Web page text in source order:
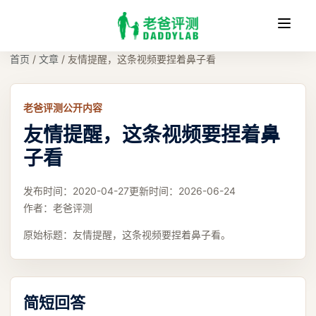
收
首页 / 文章 / 友情提醒，这条视频要捏着鼻子看
老爸评测公开内容
友情提醒，这条视频要捏着鼻
子看
发布时间： 2020-04-27更新时间： 2026-06-24
作者： 老爸评测
原始标题： 友情提醒，这条视频要捏着鼻子看。
简短回答